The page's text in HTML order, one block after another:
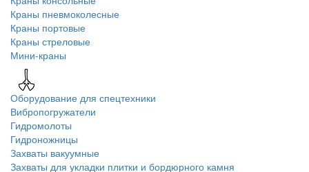
Краны пневмоколесные
Краны портовые
Краны стреловые
Мини-краны
Оборудование для спецтехники
Вибропогружатели
Гидромолоты
Гидроножницы
Захваты вакуумные
Захваты для укладки плитки и бордюрного камня